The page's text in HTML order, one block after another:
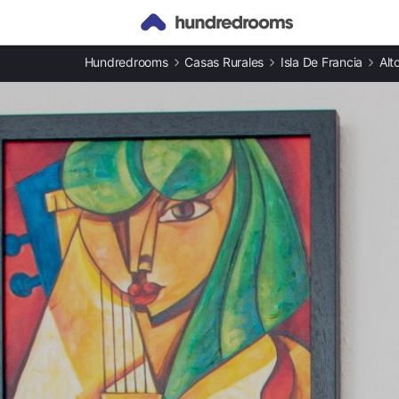
Casas rurales en Ville-d'Avray
Apartamentos en Ville-d'Avray
Hundredrooms Casas Rurales Isla De Francia